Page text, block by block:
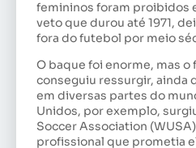
femininos foram proibidos
veto que durou até 1971,
fora do futebol por meio
O baque foi enorme, mas
conseguiu ressurgir, ainda
em diversas partes do
Unidos, por exemplo,
Soccer Association
profissional que prometia